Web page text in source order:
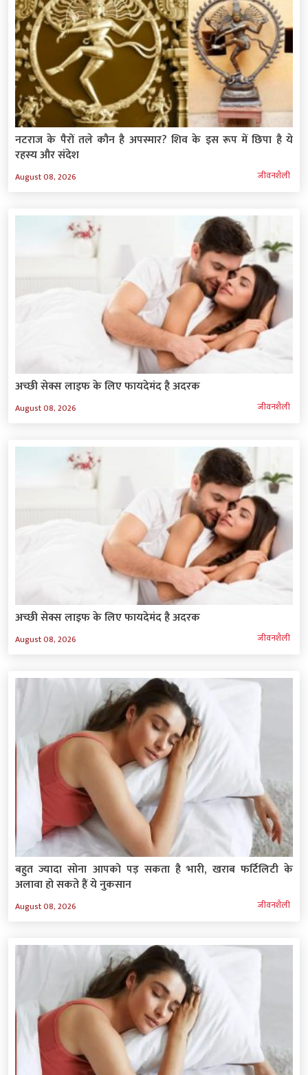
नटराज के पैरों तले कौन है अपस्मार? शिव के इस रूप में छिपा है ये
रहस्‍य और संदेश
August 08, 2026 जीवनशैली
अच्छी सेक्स लाइफ के लिए फायदेमंद है अदरक
August 08, 2026 जीवनशैली
अच्छी सेक्स लाइफ के लिए फायदेमंद है अदरक
August 08, 2026 जीवनशैली
बहुत ज्यादा सोना आपको पड़ सकता है भारी, खराब फर्टिलिटी के
अलावा हो सकते हैं ये नुकसान
August 08, 2026 जीवनशैली